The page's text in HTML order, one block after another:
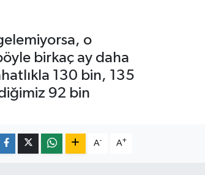
o
birkaç ay daha
130 bin, 135
92 bin
A- A+